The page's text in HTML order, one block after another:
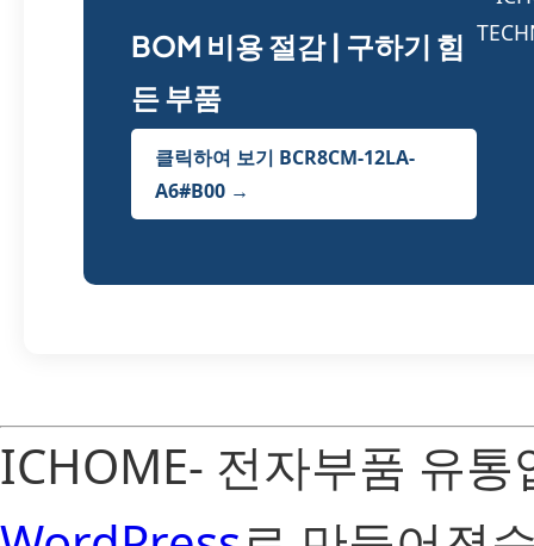
BOM 비용 절감 | 구하기 힘
든 부품
클릭하여 보기 BCR8CM-12LA-
A6#B00 →
ICHOME- 전자부품 유